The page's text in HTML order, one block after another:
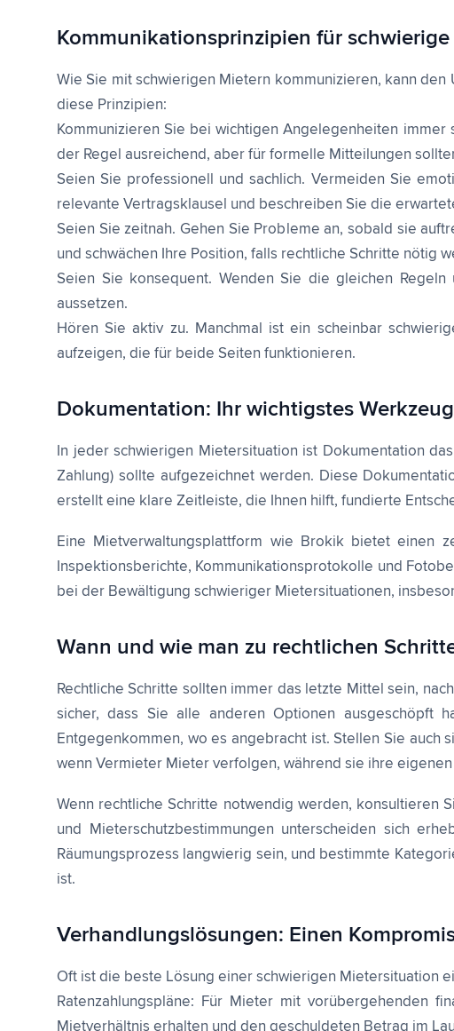
Kommunikationsprinzipien für
Wie Sie mit schwierigen Mietern kommunizieren, kann
diese Prinzipien:
Kommunizieren Sie bei wichtigen Angelegenheiten
der Regel ausreichend, aber für formelle Mitteilungen
Seien Sie professionell und sachlich. Vermeiden Sie
relevante Vertragsklausel und beschreiben Sie die
Seien Sie zeitnah. Gehen Sie Probleme an, sobald sie
und schwächen Ihre Position, falls rechtliche Schritte nötig
Seien Sie konsequent. Wenden Sie die gleichen
aussetzen.
Hören Sie aktiv zu. Manchmal ist ein scheinbar
aufzeigen, die für beide Seiten funktionieren.
Dokumentation: Ihr wichtigstes Werkzeug
In jeder schwierigen Mietersituation ist Dokumentation
Zahlung) sollte aufgezeichnet werden. Diese
erstellt eine klare Zeitleiste, die Ihnen hilft, fundierte
Eine Mietverwaltungsplattform wie Brokik bietet einen
Inspektionsberichte, Kommunikationsprotokolle und
bei der Bewältigung schwieriger Mietersituationen,
Wann und wie man zu rechtlichen
Rechtliche Schritte sollten immer das letzte Mittel sein,
sicher, dass Sie alle anderen Optionen ausgeschöpft
Entgegenkommen, wo es angebracht ist. Stellen Sie
wenn Vermieter Mieter verfolgen, während sie ihre
Wenn rechtliche Schritte notwendig werden, konsultieren
und Mieterschutzbestimmungen unterscheiden sich
Räumungsprozess langwierig sein, und bestimmte
ist.
Verhandlungslösungen: Einen
Oft ist die beste Lösung einer schwierigen Mietersituation
Ratenzahlungspläne: Für Mieter mit vorübergehenden
Mietverhältnis erhalten und den geschuldeten Betrag im